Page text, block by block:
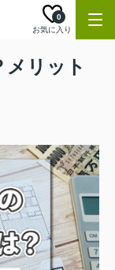
お気に入り
0
メリット